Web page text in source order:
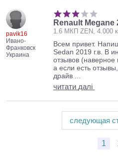
pavik16
Ивано-
Франковск
Украина
Renault Megane
1.6 МКП ZEN, 4.000
Всем привет.
Sedan 2019 г.в. В
отзывов (наверное
а если есть
драйв ...
читати далі
следующая
1